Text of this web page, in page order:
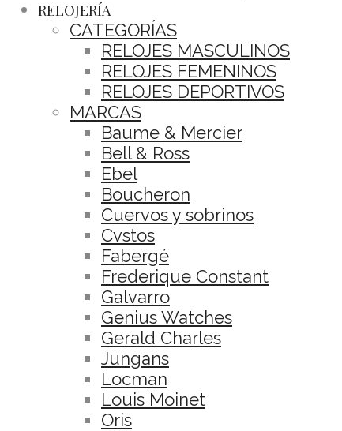
RELOJERÍA
CATEGORÍAS
RELOJES MASCULINOS
RELOJES FEMENINOS
RELOJES DEPORTIVOS
MARCAS
Baume & Mercier
Bell & Ross
Ebel
Boucheron
Cuervos y sobrinos
Cvstos
Fabergé
Frederique Constant
Galvarro
Genius Watches
Gerald Charles
Jungans
Locman
Louis Moinet
Oris